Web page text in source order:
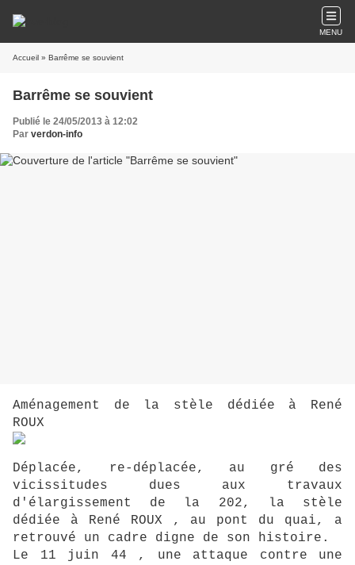
MENU
Accueil » Barrême se souvient
Barrême se souvient
Publié le 24/05/2013 à 12:02
Par verdon-info
Aménagement de la stèle dédiée à René
ROUX
Déplacée, re-déplacée, au gré des
vicissitudes dues aux travaux
d'élargissement de la 202, la stèle
dédiée à René ROUX , au pont du quai, a
retrouvé un cadre digne de son histoire.
Le 11 juin 44 , une attaque contre une